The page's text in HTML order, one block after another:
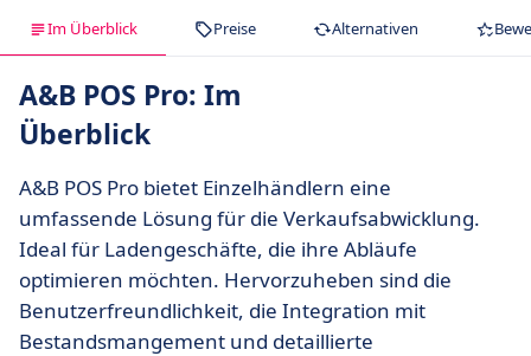
Im Überblick Preise Alternativen
A&B POS Pro: Im
Überblick
A&B POS Pro bietet Einzelhändlern eine
umfassende Lösung für die Verkaufsabwicklung.
Ideal für Ladengeschäfte, die ihre Abläufe
optimieren möchten. Hervorzuheben sind die
Benutzerfreundlichkeit, die Integration mit
Bestandsmangement und detaillierte